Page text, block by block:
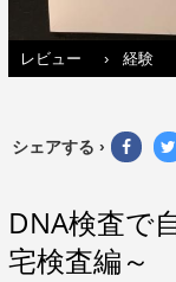
レビュー › 経験
シェアする ›
DNA検査で
宅検査編～